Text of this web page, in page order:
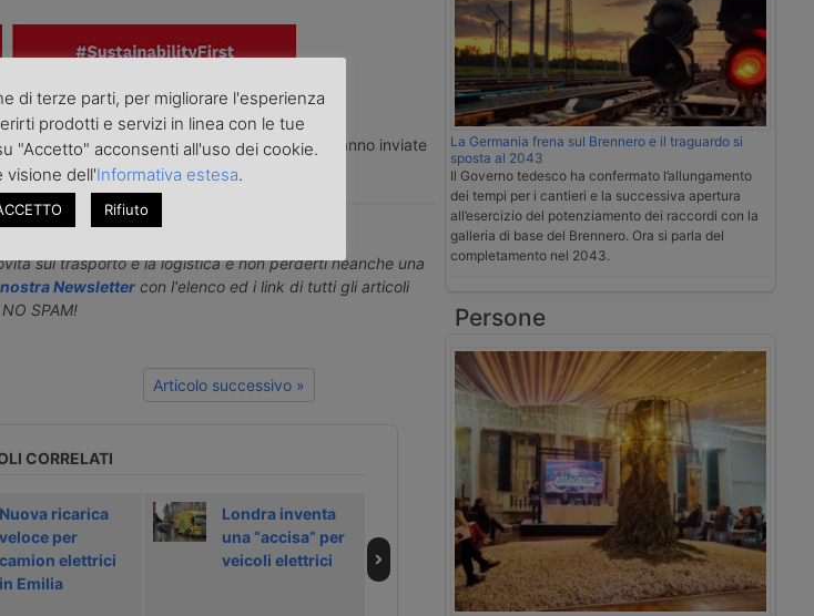
di repertorio
o precisazioni sugli articoli pubblicati vanno inviate
sul trasporto e la logistica e non perderti neanche una
Newslettercon l'elenco ed i link di tutti gli articoli
SPAM!
Articolo successivo »
CORRELATI
Nuova ricarica
veloce per
camion elettrici
in Emilia
Londra inventa
una “accisa” per
veicoli elettrici
Video | le novità
Volvo Trucks per
il 2026
ZF porterà alla Iaa
il camion
software-defined
La Germania frena sul Brennero e il traguardo si
sposta al 2043
Il Governo tedesco ha confermato l’allungamento
dei tempi per i cantieri e la successiva apertura
all’esercizio del potenziamento dei raccordi con la
galleria di base del Brennero. Ora si parla del
completamento nel 2043.
Persone
di terze parti, per migliorare l'esperienza
prodotti e servizi in linea con le tue
"Accetto" acconsenti all'uso dei cookie.
visione dell'Informativa estesa.
Rifiuto